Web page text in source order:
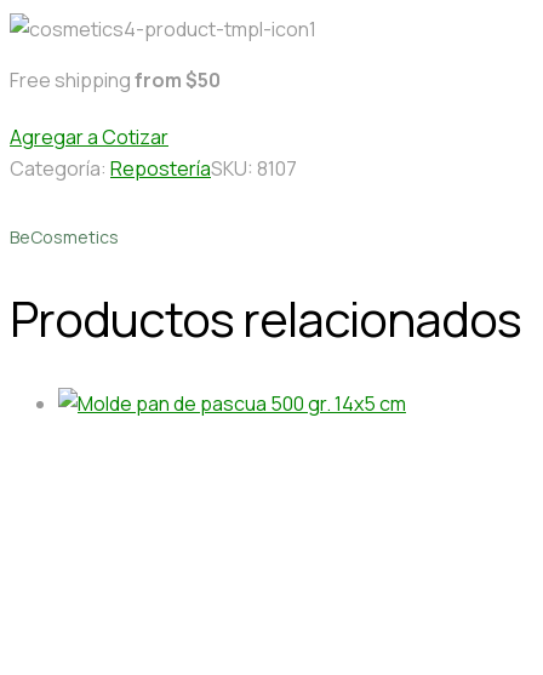
Free shippingfrom $50
Agregar a Cotizar
Categoría: ReposteríaSKU: 8107
BeCosmetics
Productos relacionados